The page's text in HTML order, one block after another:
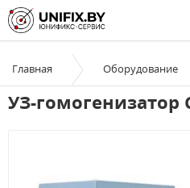
Главная Оборудование
УЗ-гомогенизатор